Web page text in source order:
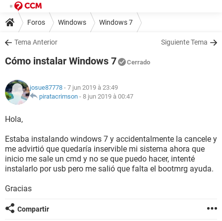
Foros Windows Windows 7
Tema Anterior Siguiente Tema
Cómo instalar Windows 7 Cerrado
josue87778 - 7 jun 2019 à 23:49
piratacrimson - 8 jun 2019 à 00:47
Hola,
Estaba instalando windows 7 y accidentalmente la cancele y
me advirtió que quedaría inservible mi sistema ahora que
inicio me sale un cmd y no se que puedo hacer, intenté
instalarlo por usb pero me salió que falta el bootmrg ayuda.
Gracias
Compartir